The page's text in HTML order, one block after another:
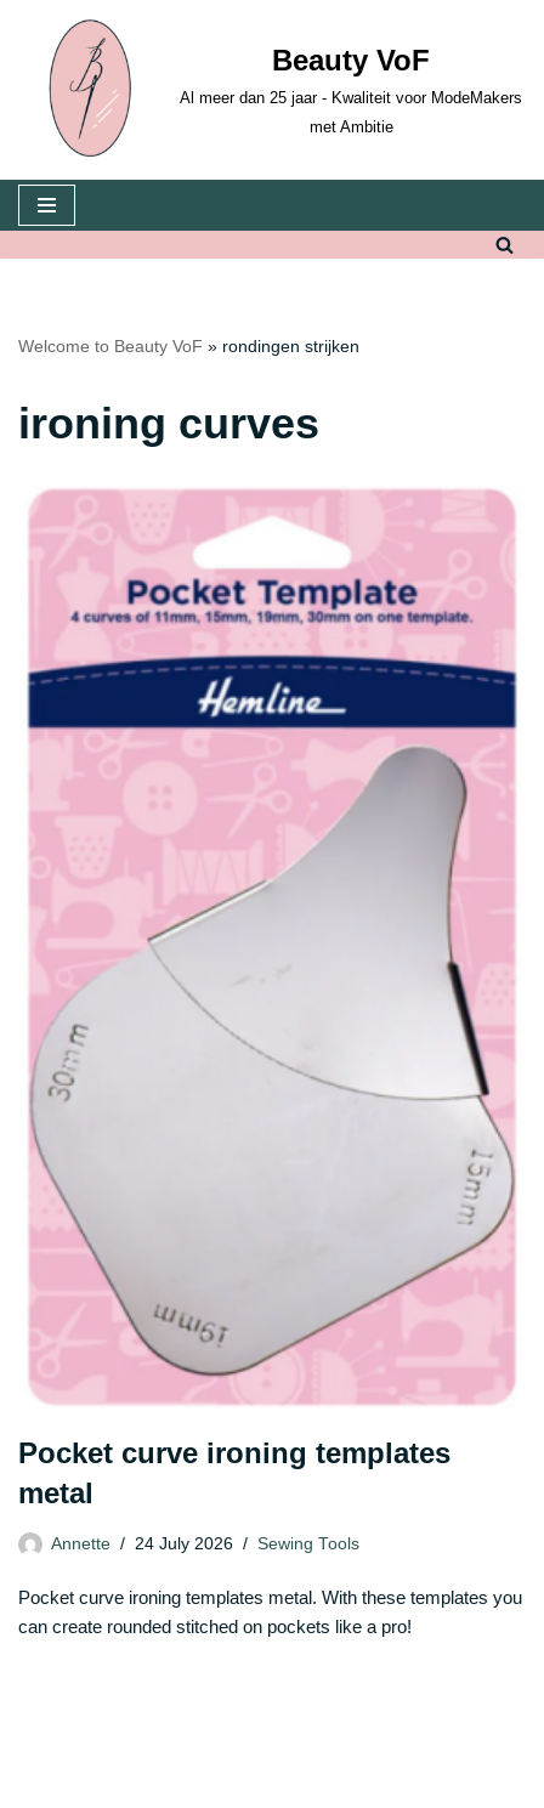
Skip
content
Beauty VoF
Al meer dan 25 jaar - Kwaliteit voor ModeMakers
met Ambitie
Welcome to Beauty VoF » rondingen strijken
ironing curves
Pocket curve ironing templates
metal
Annette 24 July 2026 Sewing Tools
Pocket curve ironing templates metal. With these templates you
can create rounded stitched on pockets like a pro!